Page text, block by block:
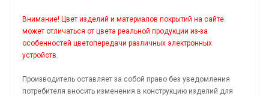
Внимание! Цвет изделий и материалов покрытий на сайте
может отличаться от цвета реальной продукции из-за
особенностей цветопередачи различных электронных
устройств.
Производитель оставляет за собой право без уведомления
потребителя вносить изменения в конструкцию изделий для